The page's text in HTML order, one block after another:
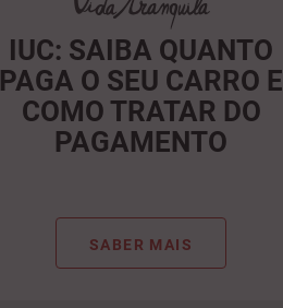
IUC: SAIBA QUANTO
PAGA O SEU CARRO E
COMO TRATAR DO
PAGAMENTO
SABER MAIS